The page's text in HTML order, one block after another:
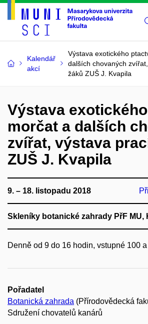
Kalendář
akcí
Výstava exotického
dalších chovaných
žáků ZUŠ J. Kvapila
Výstava
morčat a dalších
zvířat, výstava
ZUŠ J. Kvapila
9. – 18. listopadu 2018
Skleníky botanické zahrady PřF MU,
Denně od 9 do 16 hodin, vstupné 100
Pořadatel
Botanická zahrada (Přírodovědecká
Sdružení chovatelů kanárů